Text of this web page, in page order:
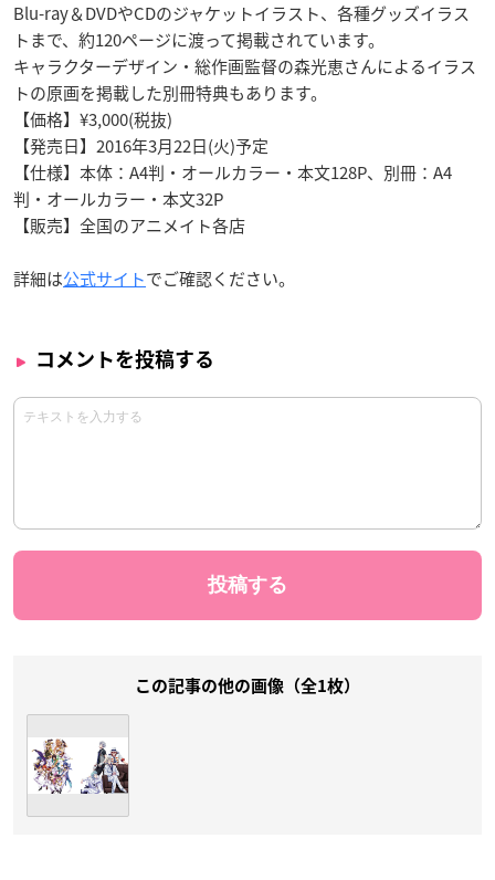
Blu-ray＆DVDやCDのジャケットイラスト、各種グッズイラス
トまで、約120ページに渡って掲載されています。
キャラクターデザイン・総作画監督の森光恵さんによるイラス
トの原画を掲載した別冊特典もあります。
【価格】¥3,000(税抜)
【発売日】 2016年3月22日(火)予定
【仕様】本体：A4判・オールカラー・本文128P、別冊：A4
判・オールカラー・本文32P
【販売】全国のアニメイト各店
詳細は公式サイトでご確認ください。
コメントを投稿する
この記事の他の画像（全1枚）